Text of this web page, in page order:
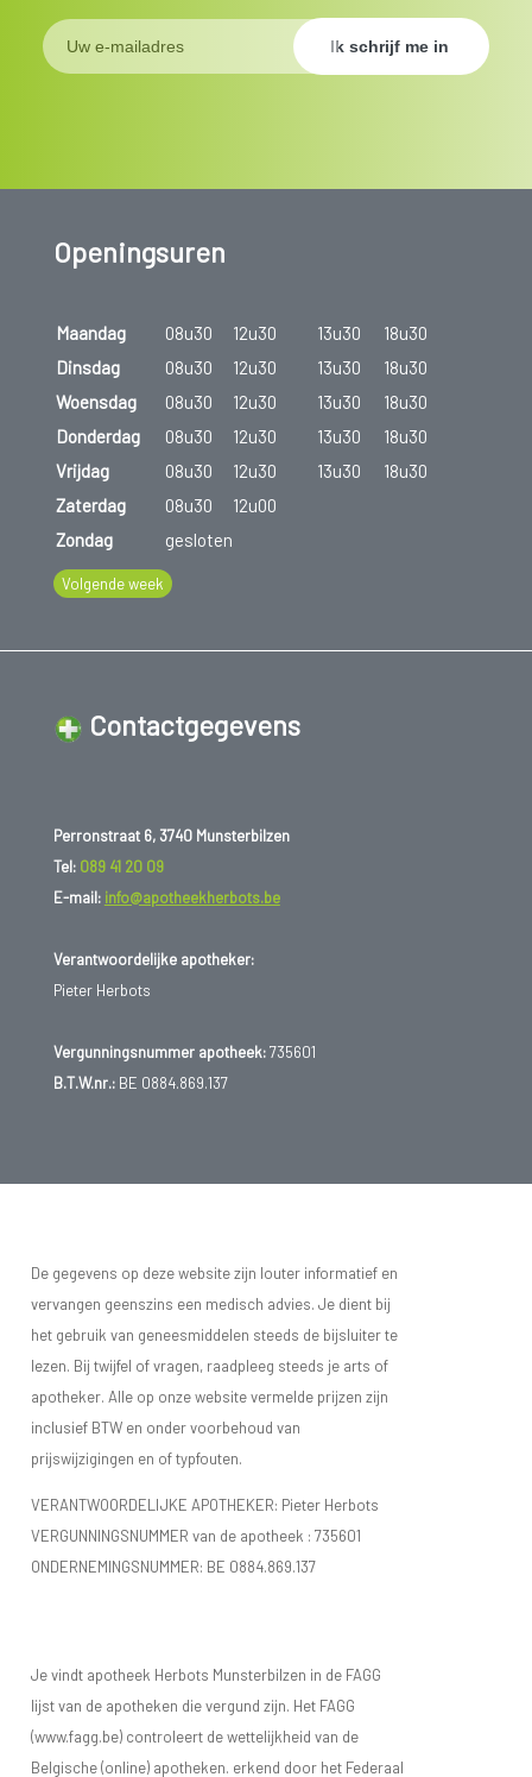
Openingsuren
Maandag 08u30 12u30 13u30
18u30
Dinsdag
08u30 12u30 13u30
18u30
Woensdag
08u30 12u30 13u30
18u30
Donderdag
08u30 12u30 13u30
18u30
Vrijdag
08u30 12u30 13u30
18u30
Zaterdag
08u30
12u00
Zondag
gesloten
Volgende week
Contactgegevens
Perronstraat 6, 3740 Munsterbilzen
Tel: 089 41 20 09
E-mail: info@apotheekherbots.be
Verantwoordelijke apotheker:
Pieter Herbots
Vergunningsnummer apotheek:735601
B.T.W.nr.:BE 0884.869.137
De gegevens op deze website zijn louter informatief en
vervangen geenszins een medisch advies. Je dient bij
het gebruik van geneesmiddelen steeds de bijsluiter te
lezen. Bij twijfel of vragen, raadpleeg steeds je arts of
apotheker. Alle op onze website vermelde prijzen zijn
inclusief BTW en onder voorbehoud van
prijswijzigingen en of typfouten.
VERANTWOORDELIJKE APOTHEKER: Pieter Herbots
VERGUNNINGSNUMMER van de apotheek : 735601
ONDERNEMINGSNUMMER: BE 0884.869.137
Je vindt apotheek Herbots Munsterbilzen in de FAGG
lijst van de apotheken die vergund zijn. Het FAGG
(www.fagg.be) controleert de wettelijkheid van de
Belgische (online) apotheken. erkend door het Federaal